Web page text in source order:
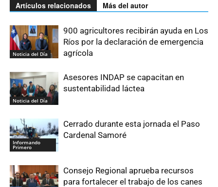
Artículos relacionados Más del autor
Noticia del Día
900 agricultores recibirán ayuda en Los
Ríos por la declaración de emergencia
agrícola
Noticia del Día
Asesores INDAP se capacitan en
sustentabilidad láctea
Informando
Primero
Cerrado durante esta jornada el Paso
Cardenal Samoré
Consejo Regional aprueba recursos
para fortalecer el trabajo de los canes